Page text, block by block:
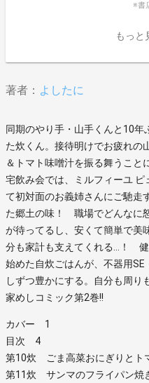
※書
著者： よしたに
同期のやり手・山手くんと10年
た炊くん。接待明けでお疲れの
＆トマト味噌汁を振る舞うこと
宅飲み会では、ミルフィーユ
て初対面のお義姉さんにご馳走
た郷土の味！ 職場でどんなに
が待ってるし、安くて簡単で美
分も家計も支えてくれる…！
始めた自炊ごはんが、不器用
しずつ豊かにする。自分も周り
家めしコミック第2巻!!
カバー 1
目次 4
第10炊 ごま高菜おにぎりと
第11炊 サンマのフライパン